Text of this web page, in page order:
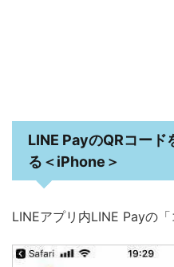
LINE PayのQRコード
る＜iPhone＞
LINEアプリ内LINE Payの「